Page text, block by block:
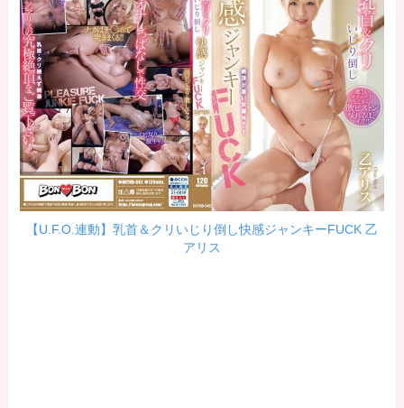
【U.F.O.連動】乳首＆クリいじり倒し快感ジャンキーFUCK 乙
アリス